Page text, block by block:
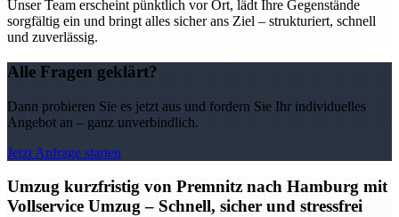
Unser Team erscheint pünktlich vor Ort, lädt Ihre Gegenstände
sorgfältig ein und bringt alles sicher ans Ziel – strukturiert, schnell
und zuverlässig.
Alle Fragen geklärt?
Dann probieren Sie es jetzt aus und fordern Sie Ihr individuelles
Angebot an – ganz unverbindlich.
Jetzt Anfrage starten
Umzug kurzfristig von Premnitz nach Hamburg mit
Vollservice Umzug – Schnell, sicher und stressfrei